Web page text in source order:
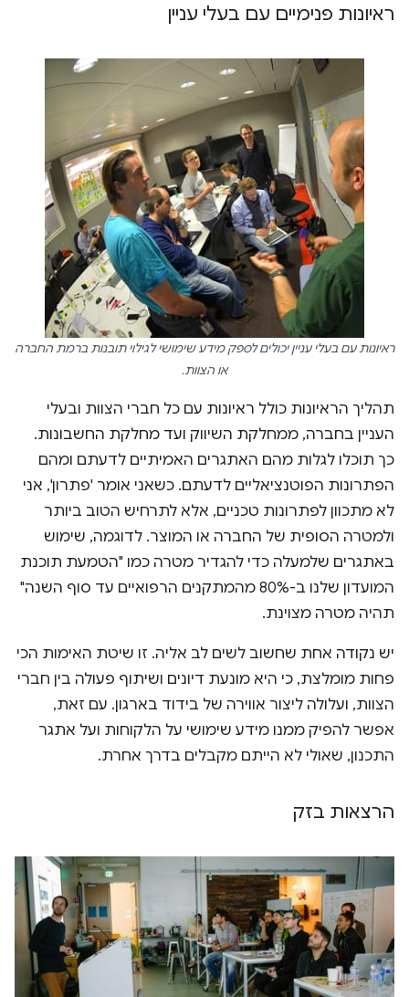
ראיונות פנימיים עם בעלי עניין
ראיונות עם בעלי עניין יכולים לספק מידע שימושי לגילוי תובנות ברמת החברה
או הצוות.
תהליך הראיונות כולל ראיונות עם כל חברי הצוות ובעלי
העניין בחברה, ממחלקת השיווק ועד מחלקת החשבונות.
כך תוכלו לגלות מהם האתגרים האמיתיים לדעתם ומהם
הפתרונות הפוטנציאליים לדעתם. כשאני אומר 'פתרון', אני
לא מתכוון לפתרונות טכניים, אלא לתרחיש הטוב ביותר
ולמטרה הסופית של החברה או המוצר. לדוגמה, שימוש
באתגרים שלמעלה כדי להגדיר מטרה כמו "הטמעת תוכנת
המועדון שלנו ב-80% מהמתקנים הרפואיים עד סוף השנה"
תהיה מטרה מצוינת.
יש נקודה אחת שחשוב לשים לב אליה. זו שיטת האימות הכי
פחות מומלצת, כי היא מונעת דיונים ושיתוף פעולה בין חברי
הצוות, ועלולה ליצור אווירה של בידוד בארגון. עם זאת,
אפשר להפיק ממנו מידע שימושי על הלקוחות ועל אתגר
התכנון, שאולי לא הייתם מקבלים בדרך אחרת.
הרצאות בזק